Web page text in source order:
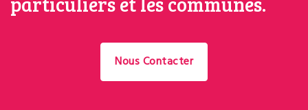
Nous Contacter